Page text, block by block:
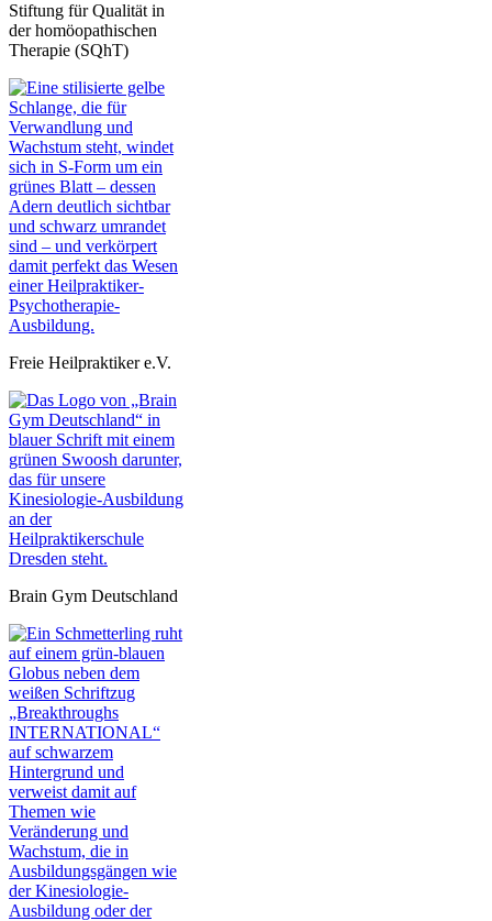
Stiftung für Qualität in
der homöopathischen
Therapie (SQhT)
Freie Heilpraktiker e.V.
Brain Gym Deutschland